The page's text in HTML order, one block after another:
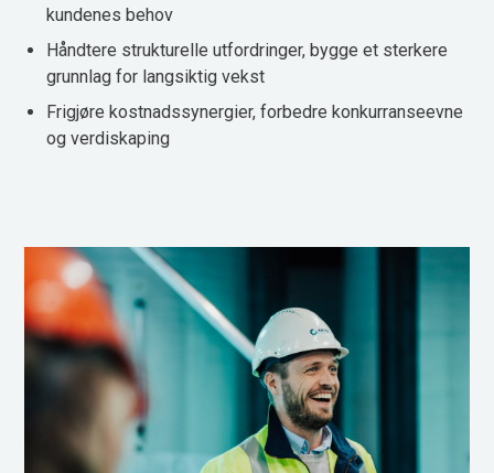
kundenes behov
Håndtere strukturelle utfordringer, bygge et sterkere
grunnlag for langsiktig vekst
Frigjøre kostnadssynergier, forbedre konkurranseevne
og verdiskaping